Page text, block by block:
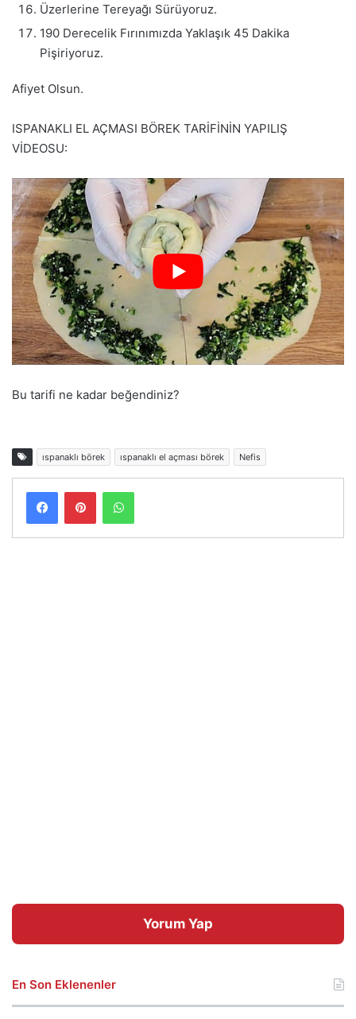
Üzerlerine Tereyağı Sürüyoruz.
190 Derecelik Fırınımızda Yaklaşık 45 Dakika
Pişiriyoruz.
Afiyet Olsun.
ISPANAKLI EL AÇMASI BÖREK TARİFİNİN YAPILIŞ
VİDEOSU:
Bu tarifi ne kadar beğendiniz?
ıspanaklı börek ıspanaklı el açması börek Nefis
FacebookPinterestWhatsApp
Yorum Yap
En Son Eklenenler